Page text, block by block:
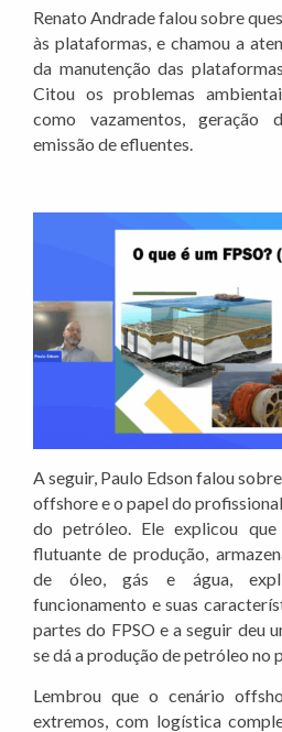
Renato Andrade falou sobre
às plataformas, e chamou a
da manutenção das
Citou os problemas
como vazamentos, geração
emissão de efluentes.
A seguir, Paulo Edson falou
offshore e o papel do
do petróleo. Ele explicou
flutuante de produção,
de óleo, gás e água,
funcionamento e suas
partes do FPSO e a seguir deu
se dá a produção de petróleo no
Lembrou que o cenário
extremos, com logística